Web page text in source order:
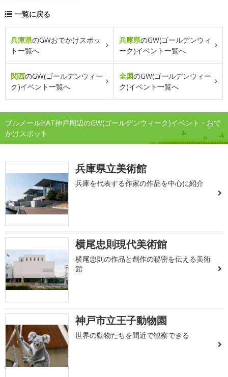
一覧に戻る
兵庫県のGWおでかけスポッ
ト一覧へ
兵庫県のGW(ゴールデンウィ
ーク)イベント一覧へ
関西のGW(ゴールデンウィー
ク)イベント一覧へ
全国のGW(ゴールデンウィー
ク)イベント一覧へ
ブルメールHAT神戸周辺のGW(ゴールデンウィーク)イベント・おで
かけスポット
兵庫県立美術館
兵庫を代表する作家の作品を中心に紹介
横尾忠則現代美術館
横尾忠則の作品と創作の秘密を伝える美術
館
神戸市立王子動物園
世界の動物たちを間近で観察できる